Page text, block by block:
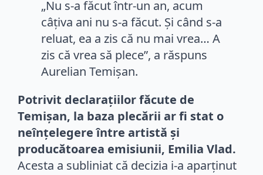
„Nu s-a făcut într-un an, acum
câțiva ani nu s-a făcut. Și când s-a
reluat, ea a zis că nu mai vrea… A
zis că vrea să plece”, a răspuns
Aurelian Temișan.
Potrivit declarațiilor făcute de
Temișan, la baza plecării ar fi stat o
neînțelegere între artistă și
producătoarea emisiunii, Emilia Vlad.
Acesta a subliniat că decizia i-a aparținut